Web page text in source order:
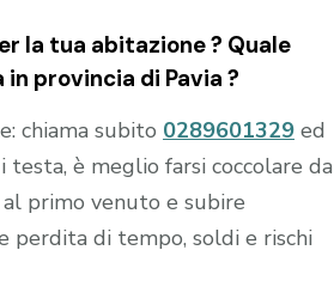
la tua abitazione ? Quale
in provincia di Pavia ?
chiama subito 0289601329 ed
testa, è meglio farsi coccolare da
al primo venuto e subire
perdita di tempo, soldi e rischi